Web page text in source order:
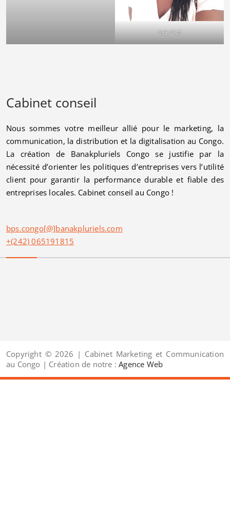
DG Dief
Cabinet conseil
Nous sommes votre meilleur allié pour le marketing, la
communication, la distribution et la digitalisation au Congo.
La création de Banakpluriels Congo se justifie par la
nécessité d’orienter les politiques d’entreprises vers l’utilité
client pour garantir la performance durable et fiable des
entreprises locales. Cabinet conseil au Congo !
bps.congo[@]banakpluriels.com
+(242) 065191815
Copyright © 2026 | Cabinet Marketing et Communication
au Congo | Création de notre :Agence Web